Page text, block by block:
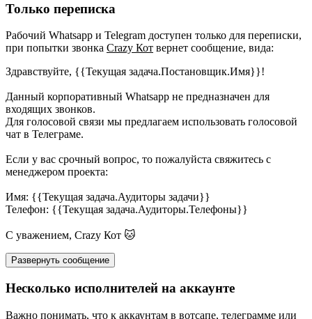
Только переписка
Рабочий Whatsapp и Telegram доступен только для переписки,
при попытки звонка Crazy Кот вернет сообщение, вида:
Здравствуйте, {{Текущая задача.Постановщик.Имя}}!
Данный корпоративный Whatsapp не предназначен для
входящих звонков.
Для голосовой связи мы предлагаем использовать голосовой
чат в Телеграме.
Если у вас срочный вопрос, то пожалуйста свяжитесь с
менеджером проекта:
Имя: {{Текущая задача.Аудиторы задачи}}
Телефон: {{Текущая задача.Аудиторы.Телефоны}}
С уважением, Crazy Кот 🐱
Развернуть сообщение
Несколько исполнителей на аккаунте
Важно понимать, что к аккаунтам в вотсапе, телеграмме или